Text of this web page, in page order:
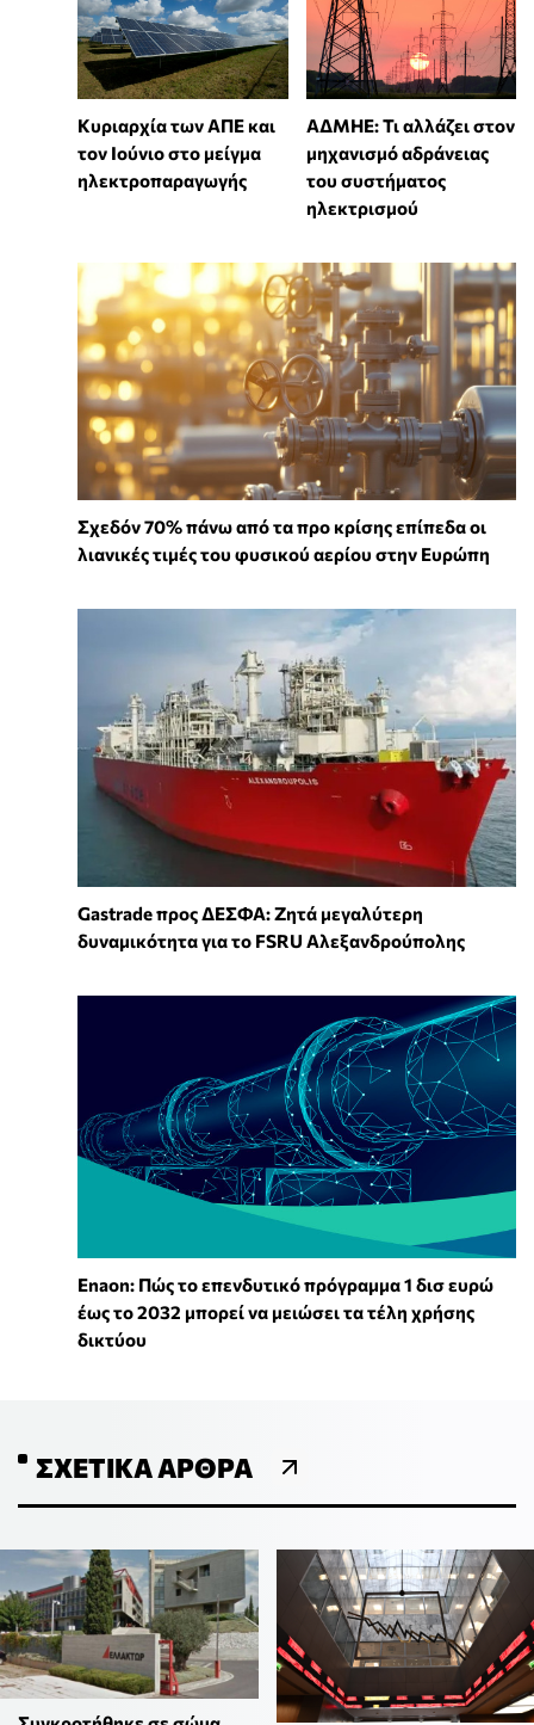
Κυριαρχία των ΑΠΕ και
τον Ιούνιο στο μείγμα
ηλεκτροπαραγωγής
ΑΔΜΗΕ: Τι αλλάζει στον
μηχανισμό αδράνειας
του συστήματος
ηλεκτρισμού
Σχεδόν 70% πάνω από τα προ κρίσης επίπεδα οι
λιανικές τιμές του φυσικού αερίου στην Ευρώπη
Gastrade προς ΔΕΣΦΑ: Ζητά μεγαλύτερη
δυναμικότητα για το FSRU Αλεξανδρούπολης
Enaon: Πώς το επενδυτικό πρόγραμμα 1 δισ ευρώ
έως το 2032 μπορεί να μειώσει τα τέλη χρήσης
δικτύου
ΣΧΕΤΙΚΆ ΆΡΘΡΑ